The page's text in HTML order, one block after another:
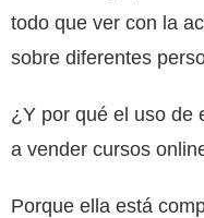
todo que ver con la
sobre diferentes
¿Y por qué el uso de
a vender cursos
Porque ella está